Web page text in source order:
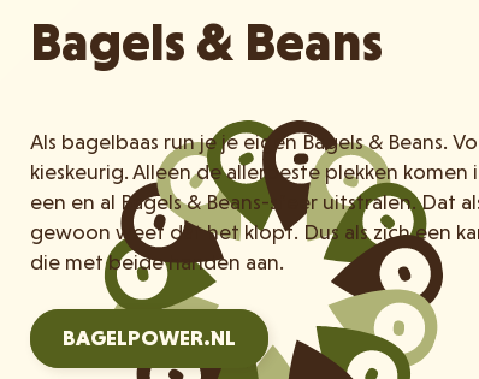
Bagels & Beans
Als bagelbaas run je je eigen Bagels & Beans.
kieskeurig. Alleen de allerbeste plekken komen
een en al Bagels & Beans-sfeer uitstralen. Dat
gewoon weet dat het klopt. Dus als zich een
die met beide handen aan.
BAGELPOWER.NL